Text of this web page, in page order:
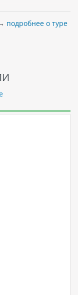
подробнее о туре